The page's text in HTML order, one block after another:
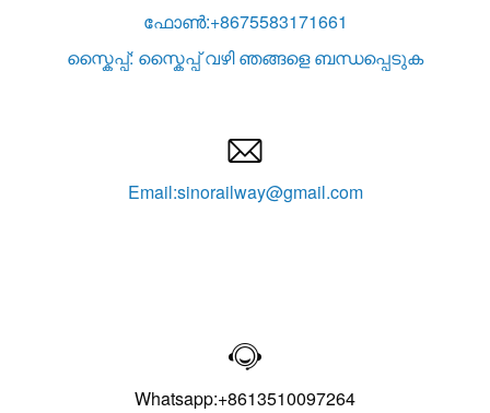
ഫോൺ:+8675583171661
സ്കൈപ്പ്: സ്കൈപ്പ് വഴി ഞങ്ങളെ ബന്ധപ്പെടുക

Email:sinorailway@gmail.com

Whatsapp:+8613510097264